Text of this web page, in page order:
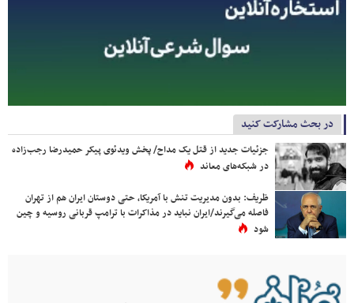
در بحث مشارکت کنید
جزئیات جدید از قتل یک مداح/ پخش ویدئوی پیکر حمیدرضا رجب‌زاده
در شبکه‌های معاند
ظریف: بدون مدیریت تنش با آمریکا، حتی دوستان ایران هم از تهران
فاصله می‌گیرند/ایران نباید در مذاکرات با ترامپ قربانی روسیه و چین
شود